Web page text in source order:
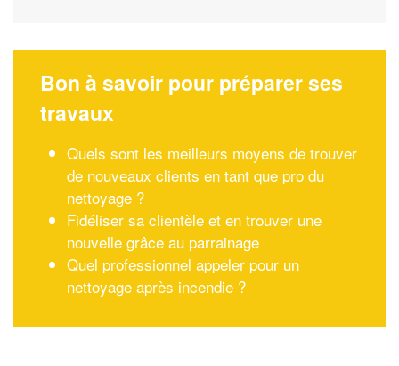
Bon à savoir pour préparer ses
travaux
Quels sont les meilleurs moyens de trouver
de nouveaux clients en tant que pro du
nettoyage ?
Fidéliser sa clientèle et en trouver une
nouvelle grâce au parrainage
Quel professionnel appeler pour un
nettoyage après incendie ?